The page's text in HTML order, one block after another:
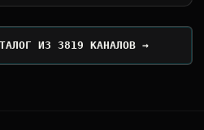
ИЗ 3819 КАНАЛОВ →